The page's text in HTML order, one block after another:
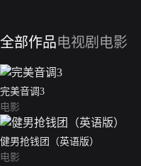
全部作品电视剧 电影
完美音调3
电影
健男抢钱团（英语版）
电影